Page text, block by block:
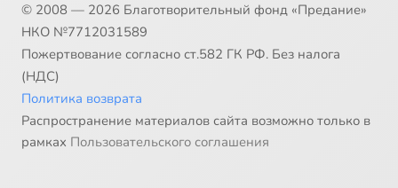
© 2008 — 2026 Благотворительный фонд «Предание»
НКО №7712031589
Пожертвование согласно ст.582 ГК РФ. Без налога
(НДС)
Политика возврата
Распространение материалов сайта возможно только в
рамках Пользовательского соглашения